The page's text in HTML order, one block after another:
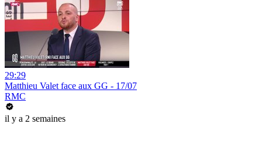
29:29
Matthieu Valet face aux GG - 17/07
RMC
il y a 2 semaines